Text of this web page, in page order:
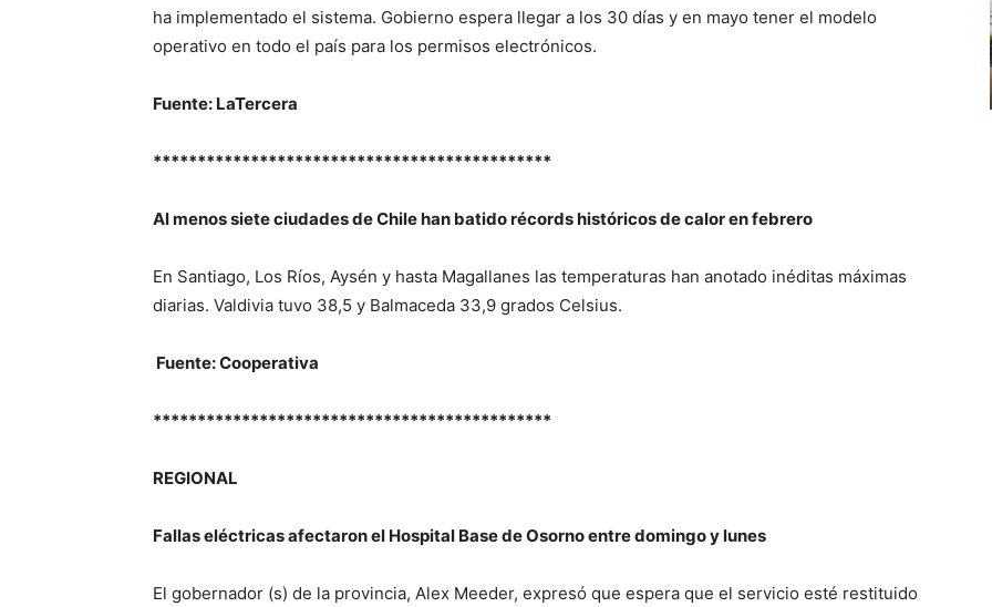
ha implementado el sistema. Gobierno espera llegar a los 30 días y en mayo tener el modelo
operativo en todo el país para los permisos electrónicos.
Fuente: LaTercera
*********************************************
Al menos siete ciudades de Chile han batido récords históricos de calor en febrero
En Santiago, Los Ríos, Aysén y hasta Magallanes las temperaturas han anotado inéditas máximas
diarias. Valdivia tuvo 38,5 y Balmaceda 33,9 grados Celsius.
Fuente: Cooperativa
*********************************************
REGIONAL
Fallas eléctricas afectaron el Hospital Base de Osorno entre domingo y lunes
El gobernador (s) de la provincia, Alex Meeder, expresó que espera que el servicio esté restituido